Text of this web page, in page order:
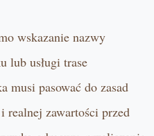
wskazanie nazwy
lub usługi trase
musi pasować do zasad
realnej zawartości przed